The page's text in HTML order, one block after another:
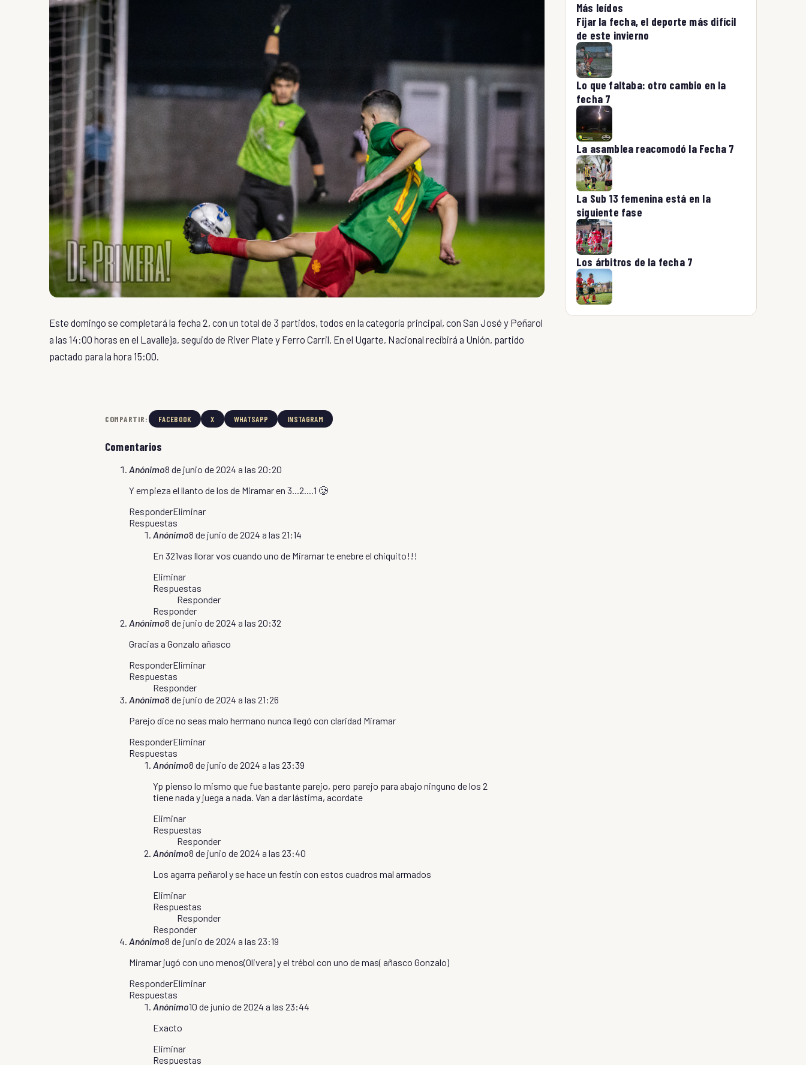
Este domingo se completará la fecha 2, con un total de 3 partidos, todos en la categoría principal, con San José y Peñarol
a las 14:00 horas en el Lavalleja, seguido de River Plate y Ferro Carril. En el Ugarte, Nacional recibirá a Unión, partido
pactado para la hora 15:00.
COMPARTIR: FACEBOOK X WHATSAPP INSTAGRAM
Comentarios
Anónimo8 de junio de 2024 a las 20:20
Y empieza el llanto de los de Miramar en 3...2....1 🥲
ResponderEliminar
Respuestas
Anónimo8 de junio de 2024 a las 21:14
En 321vas llorar vos cuando uno de Miramar te enebre el chiquito!!!
Eliminar
Respuestas
Responder
Responder
Anónimo8 de junio de 2024 a las 20:32
Gracias a Gonzalo añasco
ResponderEliminar
Respuestas
Responder
Anónimo8 de junio de 2024 a las 21:26
Parejo dice no seas malo hermano nunca llegó con claridad Miramar
ResponderEliminar
Respuestas
Anónimo8 de junio de 2024 a las 23:39
Yp pienso lo mismo que fue bastante parejo, pero parejo para abajo ninguno de los 2
tiene nada y juega a nada. Van a dar lástima, acordate
Eliminar
Respuestas
Responder
Anónimo8 de junio de 2024 a las 23:40
Los agarra peñarol y se hace un festín con estos cuadros mal armados
Eliminar
Respuestas
Responder
Responder
Anónimo8 de junio de 2024 a las 23:19
Miramar jugó con uno menos(Olivera) y el trébol con uno de mas( añasco Gonzalo)
ResponderEliminar
Respuestas
Anónimo10 de junio de 2024 a las 23:44
Exacto
Eliminar
Respuestas
Más leídos
Fijar la fecha, el deporte más difícil
de este invierno
Lo que faltaba: otro cambio en la
fecha 7
La asamblea reacomodó la Fecha 7
La Sub 13 femenina está en la
siguiente fase
Los árbitros de la fecha 7